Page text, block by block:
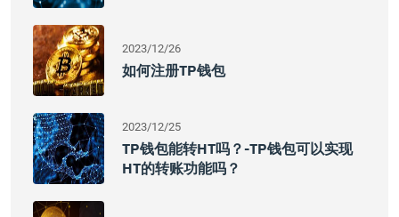
2023/12/26
如何注册TP钱包
2023/12/25
TP钱包能转HT吗？-TP钱包可以实现
HT的转账功能吗？